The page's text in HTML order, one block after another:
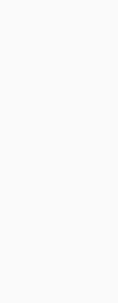
الخامس )، مدينة
مدينة الشيخ زايد
الجديدة، مدينة
(المستقبل
الشمالي، مدينة
و مدينة المنصورة